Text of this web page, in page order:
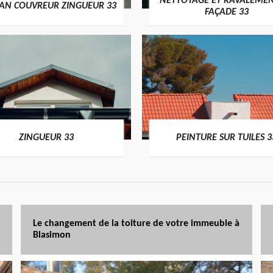
COUVREUR ZINGUEUR 33
FAÇADE 33
ZINGUEUR 33 PEINTURE SUR TUILES
Le changement de la toiture de votre immeuble à
Blasimon